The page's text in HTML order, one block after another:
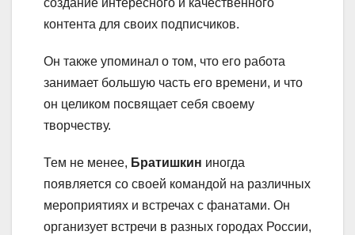
контента для своих подписчиков.
Он также упоминал о том, что его работа
занимает большую часть его времени, и что
он целиком посвящает себя своему
творчеству.
Тем не менее, Братишкин иногда
появляется со своей командой на различных
мероприятиях и встречах с фанатами. Он
организует встречи в разных городах России,